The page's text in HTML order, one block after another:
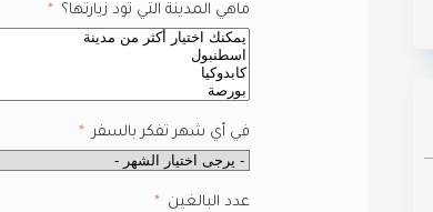
ماهي المدينة التي تود زيارتها؟
في أي شهر تفكر بالسفر
عدد البالغين